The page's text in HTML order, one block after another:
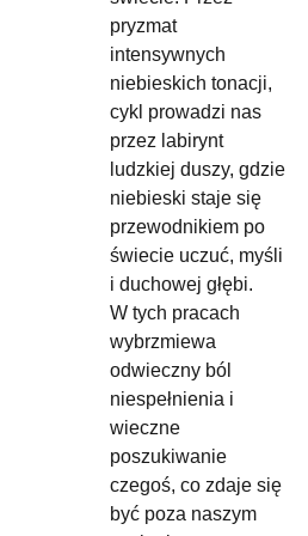
pryzmat
intensywnych
niebieskich tonacji,
cykl prowadzi nas
przez labirynt
ludzkiej duszy, gdzie
niebieski staje się
przewodnikiem po
świecie uczuć, myśli
i duchowej głębi.
W tych pracach
wybrzmiewa
odwieczny ból
niespełnienia i
wieczne
poszukiwanie
czegoś, co zdaje się
być poza naszym